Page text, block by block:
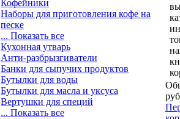
Кофейники
Наборы для приготовления кофе на
песке
... Показать все
Кухонная утварь
Анти-разбрызгиватели
Банки для сыпучих продуктов
Бутылки для воды
Бутылки для масла и уксуса
Вертушки для специй
... Показать все